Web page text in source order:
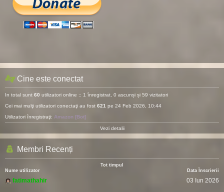
Cine este conectat
In total sunt 60 utilizatori online :: 1 înregistrat, 0 ascunși și 59 vizitatori
Cei mai mulţi utilizatori conectaţi au fost 621 pe 24 Feb 2026, 10:44
Utilizatori înregistraţi: Amazon [Bot]
Vezi detalii
Membri Recenți
Tot timpul
Nume utilizator
Data Înscrierii
fatimathahir
03 Iun 2026